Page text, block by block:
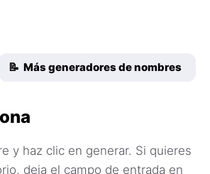
📝 Más generadores de nombres
y haz clic en generar. Si quieres
deja el campo de entrada en